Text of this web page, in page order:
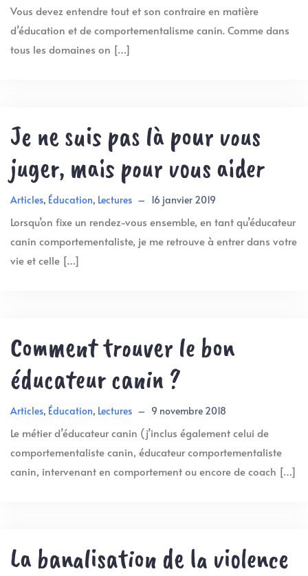
Vous devez entendre tout et son contraire en matière
d’éducation et de comportementalisme canin. Comme dans
tous les domaines on […]
Je ne suis pas là pour vous
juger, mais pour vous aider
Articles, Éducation, Lectures – 16 janvier 2019
Lorsqu’on fixe un rendez-vous ensemble, en tant qu’éducateur
canin comportementaliste, je me retrouve à entrer dans votre
vie et celle […]
Comment trouver le bon
éducateur canin ?
Articles, Éducation, Lectures – 9 novembre 2018
Le métier d’éducateur canin (j’inclus également celui de
comportementaliste canin, éducateur comportementaliste
canin, intervenant en comportement ou encore de coach […]
La banalisation de la violence